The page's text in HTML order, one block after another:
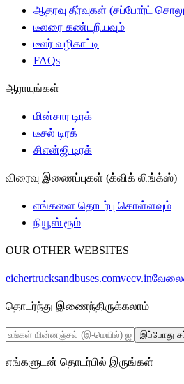
ஆதரவு தீர்வுகள் (சப்போர்ட்
டீலரை கண்டறியவும்
டீலர் வழிகாட்டி
FAQs
ஆராயுங்கள்
மின்சார டிரக்
டீசல் டிரக்
சிஎன்ஜி டிரக்
விரைவு இணைப்புகள் (க்விக் லிங்க்ஸ்)
எங்களை தொடர்பு கொள்ளவும்
நியூஸ் ரூம்
OUR OTHER WEBSITES
eichertrucksandbuses.comvecv.in
தொடர்ந்து இணைந்திருக்கலாம்
இப்போது
எங்களுடன் தொடர்பில் இருங்கள்